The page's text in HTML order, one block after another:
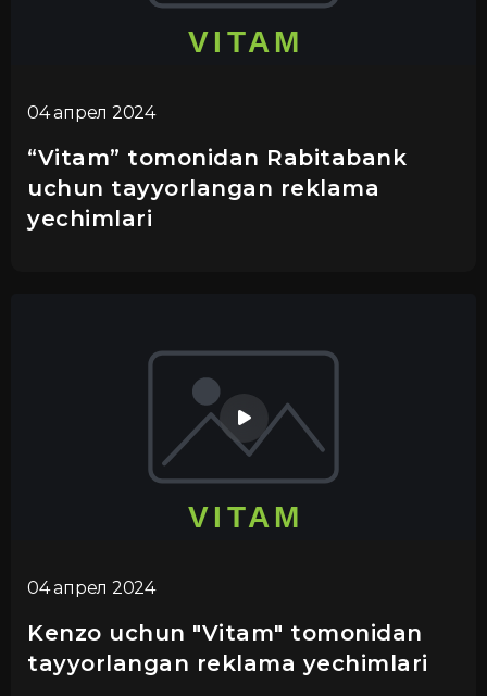
04 апрел 2024
“Vitam” tomonidan Rabitabank
uchun tayyorlangan reklama
yechimlari
04 апрел 2024
Kenzo uchun "Vitam" tomonidan
tayyorlangan reklama yechimlari